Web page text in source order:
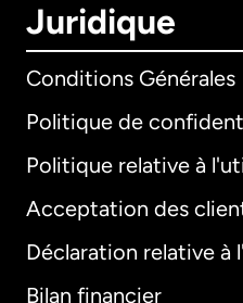
Juridique
Conditions Générales
Politique de
Politique relative à
Acceptation des
Déclaration relative à
Bilan financier